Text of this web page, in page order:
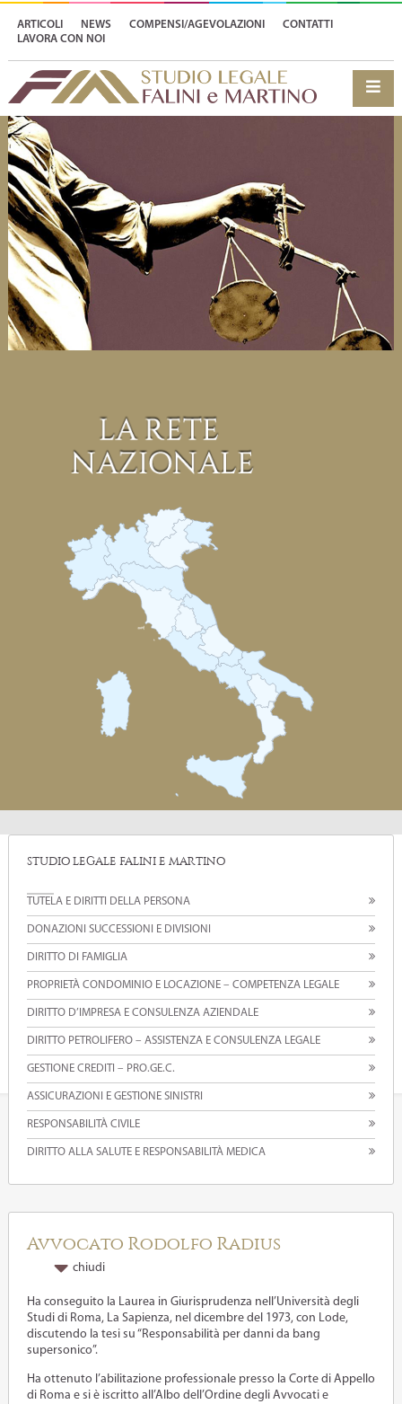
ARTICOLI NEWS COMPENSI/AGEVOLAZIONI
CONTATTI
LAVORA CON NOI
STUDIO LEGALE FALINI E MARTINO
TUTELA E DIRITTI DELLA PERSONA
DONAZIONI SUCCESSIONI E DIVISIONI
DIRITTO DI FAMIGLIA
PROPRIETÀ CONDOMINIO E LOCAZIONE – COMPETENZA LEGALE
DIRITTO D’IMPRESA E CONSULENZA AZIENDALE
DIRITTO PETROLIFERO – ASSISTENZA E CONSULENZA LEGALE
GESTIONE CREDITI – PRO.GE.C.
ASSICURAZIONI E GESTIONE SINISTRI
RESPONSABILITÀ CIVILE
DIRITTO ALLA SALUTE E RESPONSABILITÀ MEDICA
Avvocato Rodolfo Radius
chiudi
Ha conseguito la Laurea in Giurisprudenza nell’Università degli
Studi di Roma, La Sapienza, nel dicembre del 1973, con Lode,
discutendo la tesi su “Responsabilità per danni da bang
supersonico”.
Ha ottenuto l’abilitazione professionale presso la Corte di Appello
di Roma e si è iscritto all’Albo dell’Ordine degli Avvocati e